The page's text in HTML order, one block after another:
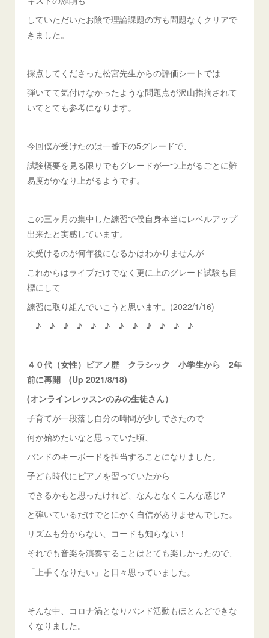
していただいたお陰で理論課題の方も問題なくクリアで
きました。
採点してくださった松宮先生からの評価シートでは
弾いてて気付けなかったような問題点が沢山指摘されて
いてとても参考になります。
今回僕が受けたのは一番下の5グレードで、
試験概要を見る限りでもグレードが一つ上がるごとに難
易度がかなり上がるようです。
この三ヶ月の集中した練習で僕自身本当にレベルアップ
出来たと実感しています。
次受けるのが何年後になるかはわかりませんが
これからはライブだけでなく更に上のグレード試験も目
標にして
練習に取り組んでいこうと思います。(2022/1/16)
♪ ♪ ♪ ♪ ♪ ♪ ♪ ♪ ♪ ♪ ♪ ♪
４０代（女性）ピアノ歴 クラシック 小学生から 2年
前に再開 (Up 2021/8/18)
(オンラインレッスンのみの生徒さん）
子育てが一段落し自分の時間が少しできたので
何か始めたいなと思っていた頃、
バンドのキーボードを担当することになりました。
子ども時代にピアノを習っていたから
できるかもと思ったけれど、なんとなくこんな感じ?
と弾いているだけでとにかく自信がありませんでした。
リズムも分からない、コードも知らない！
それでも音楽を演奏することはとても楽しかったので、
「上手くなりたい」と日々思っていました。
そんな中、コロナ渦となりバンド活動もほとんどできな
くなりました。